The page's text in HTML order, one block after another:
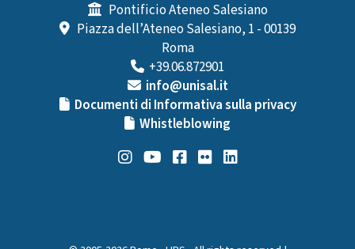
Pontificio Ateneo Salesiano
Piazza dell’Ateneo Salesiano, 1 - 00139
Roma
+39.06.872901
info@unisal.it
Documenti di Informativa sulla privacy
Whistleblowing